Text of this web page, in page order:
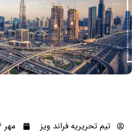
تیم تحریریه فراند ویز مهر 6, 1403